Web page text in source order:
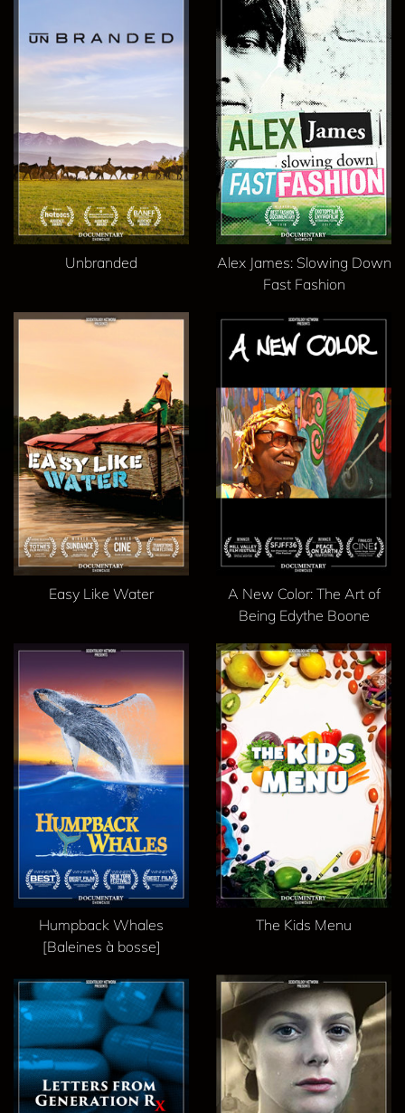
Unbranded
Alex James: Slowing Down
Fast Fashion
Easy Like Water
A New Color: The Art of
Being Edythe Boone
Humpback Whales
[Baleines à bosse]
The Kids Menu